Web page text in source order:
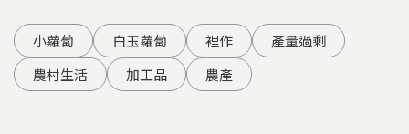
小蘿蔔 白玉蘿蔔 裡作
產量過剩
農村生活
加工品 農產